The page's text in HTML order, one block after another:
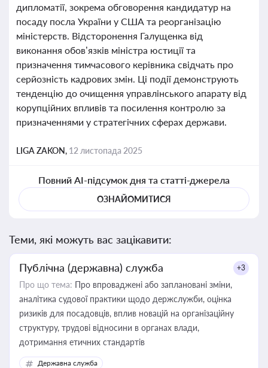
дипломатії, зокрема обговорення кандидатур на
посаду посла України у США та реорганізацію
міністерств. Відсторонення Галущенка від
виконання обов’язків міністра юстиції та
призначення тимчасового керівника свідчать про
серйозність кадрових змін. Ці події демонструють
тенденцію до очищення управлінського апарату від
корупційних впливів та посилення контролю за
призначеннями у стратегічних сферах держави.
LIGA ZAKON, 12 листопада 2025
Повний AI-підсумок дня та статті-джерела
ОЗНАЙОМИТИСЯ
Теми, які можуть вас зацікавити:
Публічна (державна) служба +3
Про що тема: Про впроваджені або заплановані зміни,
аналітика судової практики щодо держслужби, оцінка
ризиків для посадовців, вплив новацій на організаційну
структуру, трудові відносини в органах влади,
дотримання етичних стандартів
Державна служба